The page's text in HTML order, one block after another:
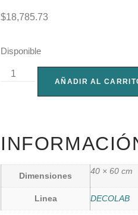
$18,785.73
Disponible
AÑADIR AL
Dimensiones 40 × 60 cm
Linea DECOLAB